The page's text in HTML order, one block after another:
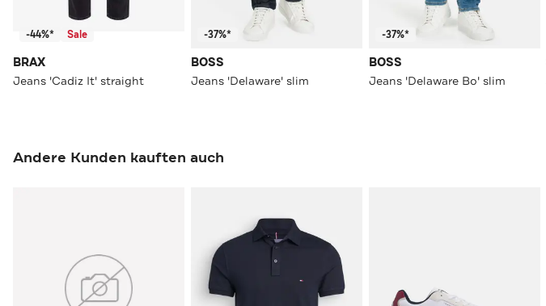
-44%* Sale
BRAX
Jeans 'Cadiz It' straight
-37%*
BOSS
Jeans 'Delaware' slim
-37%*
BOSS
Jeans 'Delaware Bo' slim
Andere Kunden kauften auch